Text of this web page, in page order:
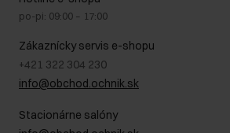
Bezpečné nakupovanie
Blog
Najčastejšie kladené otázky (FAQ)
Právne informácie
po-pi: 09:00 – 17:00
Zákaznícky servis e-shopu
+421 322 304 230
info@obchod.ochnik.sk
Stacionárne salóny